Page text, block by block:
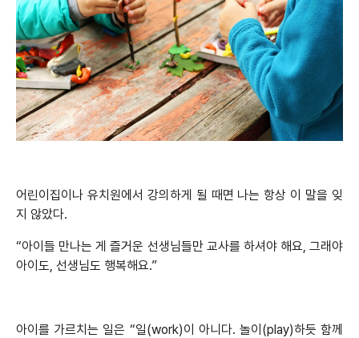
어린이집이나 유치원에서 강의하게 될 때면 나는 항상 이 말을 잊
지 않았다.
“아이들 만나는 게 즐거운 선생님들만 교사를 하셔야 해요, 그래야
아이도, 선생님도 행복해요.”
아이를 가르치는 일은 “일(work)이 아니다. 놀이(play)하듯 함께